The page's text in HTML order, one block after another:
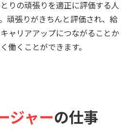
りの頑張りを適正に評価する人
頑張りがきちんと評価され、給
ャリアアップにつながることか
働くことができます。
ジャーの仕事